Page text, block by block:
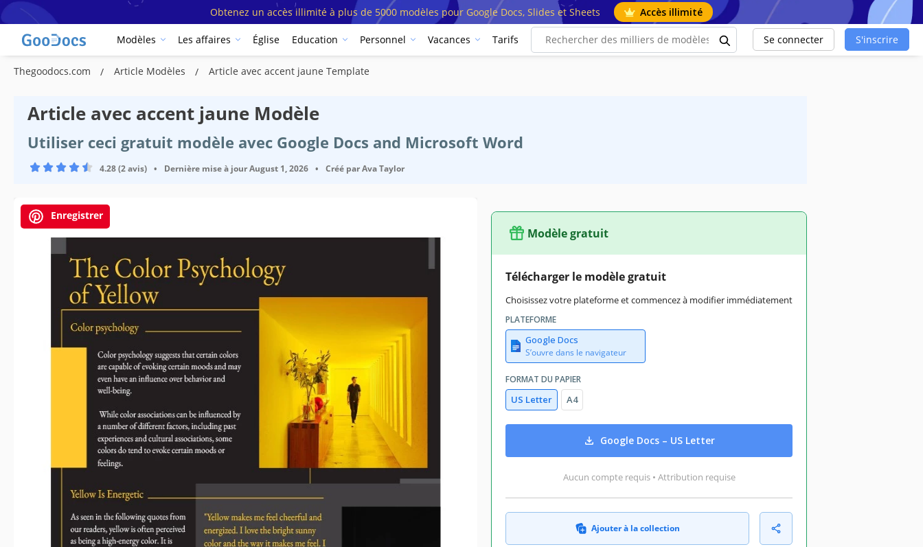
Obtenez un accès illimité à plus de 5000 modèles pour Google Docs, Slides et Sheets Accès illimité
Modèles Les affaires Église Education Personnel Vacances Tarifs Se connecter S'inscrire
Thegoodocs.com Article Modèles Article avec accent jaune Template
Article avec accent jaune Modèle
Utiliser ceci gratuit modèle avec Google Docs and Microsoft Word
4.28 (2 avis) • Dernière mise à jourAugust 1, 2026 • Créé parAva Taylor
Enregistrer
Spécifications du modèle
Dernière mise à jour
Communauté
Ajouté aux collections par 27 Utilisateurs
Statistiques d’utilisation
4 téléchargements ce mois-ci
À propos de ce modèle
Notre modèle d'Article Avec Accent Jaune unique et accrocheur vous aidera à attirer de nouveaux
lecteurs sur votre blog, vos réseaux sociaux ou votre magazine. Nous vous proposons d'utiliser cette
option prête à l'emploi, bien structurée et au design unique gratuitement. Tout ce qui est
nécessaire pour terminer le travail est d'ajouter le contenu approprié à notre modèle de manière
Modèle gratuit
Télécharger le modèle gratuit
Choisissez votre plateforme et commencez à modifier immédiatement
PLATEFORME
Google Docs
S’ouvre dans le navigateur
FORMAT DU PAPIER
US Letter A4
Google Docs – US Letter
Aucun compte requis • Attribution requise
Ajouter à la collection